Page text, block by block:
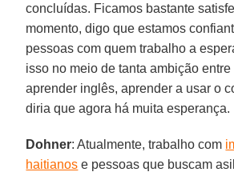
concluídas. Ficamos bastante
momento, digo que estamos
pessoas com quem trabalho a
isso no meio de tanta ambição
aprender inglês, aprender a usar o
diria que agora há muita esperança.
Dohner: Atualmente, trabalho com
haitianos e pessoas que buscam